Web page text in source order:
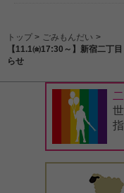
トップ > ごみもんだい >
【11.1㈮17:30～】新宿二丁
らせ